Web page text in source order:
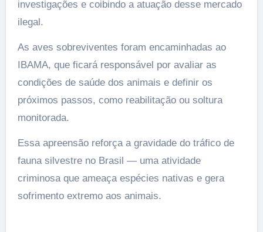
investigações e coibindo a atuação desse mercado
ilegal.
As aves sobreviventes foram encaminhadas ao
IBAMA, que ficará responsável por avaliar as
condições de saúde dos animais e definir os
próximos passos, como reabilitação ou soltura
monitorada.
Essa apreensão reforça a gravidade do tráfico de
fauna silvestre no Brasil — uma atividade
criminosa que ameaça espécies nativas e gera
sofrimento extremo aos animais.